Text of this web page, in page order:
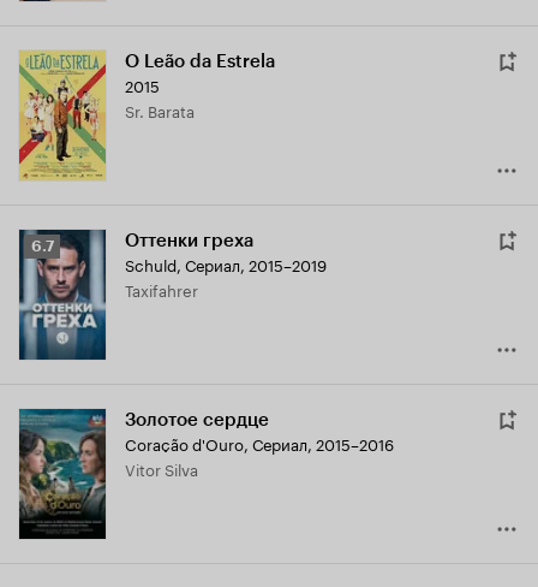
O Leão da Estrela
2015
Sr. Barata
Рейтинг
Кинопоиска
6.7
6.7 Оттенки греха
Schuld, Сериал, 2015–2019
Taxifahrer
Золотое сердце
Coração d'Ouro, Сериал, 2015–2016
Vitor Silva